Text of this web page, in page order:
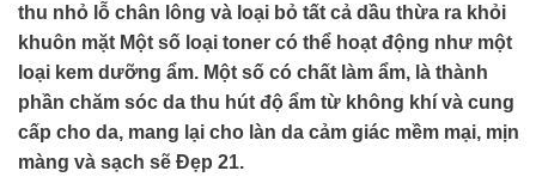
thu nhỏ lỗ chân lông và loại bỏ tất cả dầu thừa ra khỏi
khuôn mặt Một số loại toner có thể hoạt động như một
loại kem dưỡng ẩm. Một số có chất làm ẩm, là thành
phần chăm sóc da thu hút độ ẩm từ không khí và cung
cấp cho da, mang lại cho làn da cảm giác mềm mại, mịn
màng và sạch sẽ Đẹp 21.